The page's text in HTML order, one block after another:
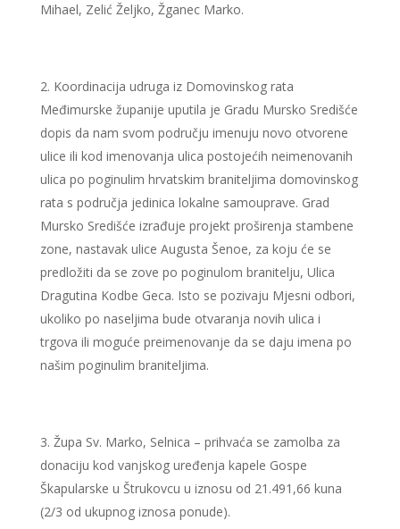
Mihael, Zelić Željko, Žganec Marko.
Koordinacija udruga iz Domovinskog rata
Međimurske županije uputila je Gradu Mursko Središće
dopis da nam svom području imenuju novo otvorene
ulice ili kod imenovanja ulica postojećih neimenovanih
ulica po poginulim hrvatskim braniteljima domovinskog
rata s područja jedinica lokalne samouprave. Grad
Mursko Središće izrađuje projekt proširenja stambene
zone, nastavak ulice Augusta Šenoe, za koju će se
predložiti da se zove po poginulom branitelju, Ulica
Dragutina Kodbe Geca. Isto se pozivaju Mjesni odbori,
ukoliko po naseljima bude otvaranja novih ulica i
trgova ili moguće preimenovanje da se daju imena po
našim poginulim braniteljima.
Župa Sv. Marko, Selnica – prihvaća se zamolba za
donaciju kod vanjskog uređenja kapele Gospe
Škapularske u Štrukovcu u iznosu od 21.491,66 kuna
(2/3 od ukupnog iznosa ponude).